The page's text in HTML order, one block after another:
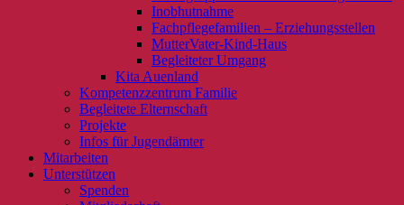
Inobhutnahme
Fachpflegefamilien – Erziehungsstellen
MutterVater-Kind-Haus
Begleiteter Umgang
Kita Auenland
Kompetenzzentrum Familie
Begleitete Elternschaft
Projekte
Infos für Jugendämter
Mitarbeiten
Unterstützen
Spenden